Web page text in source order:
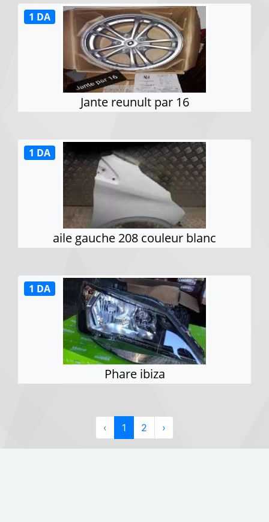
Jante reunult par 16
1 DA
aile gauche 208 couleur blanc
1 DA
Phare ibiza
1 DA
‹ 1 2 ›